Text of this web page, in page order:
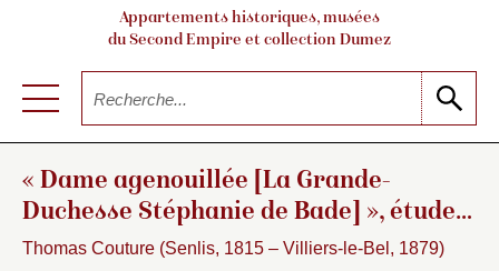
Appartements historiques, musées
du Second Empire et collection Dumez
« Dame agenouillée [La Grande-
Duchesse Stéphanie de Bade] », étude
pourLe Baptême …
Thomas Couture (Senlis, 1815 – Villiers-le-Bel, 1879)